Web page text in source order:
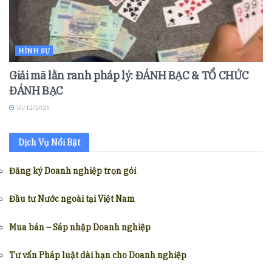
HÌNH SỰ
Giải mã lằn ranh pháp lý: ĐÁNH BẠC & TỔ CHỨC
ĐÁNH BẠC
10/12/2025
Dịch Vụ Nổi Bật
Đăng ký Doanh nghiệp trọn gói
Đầu tư Nước ngoài tại Việt Nam
Mua bán – Sáp nhập Doanh nghiệp
Tư vấn Pháp luật dài hạn cho Doanh nghiệp